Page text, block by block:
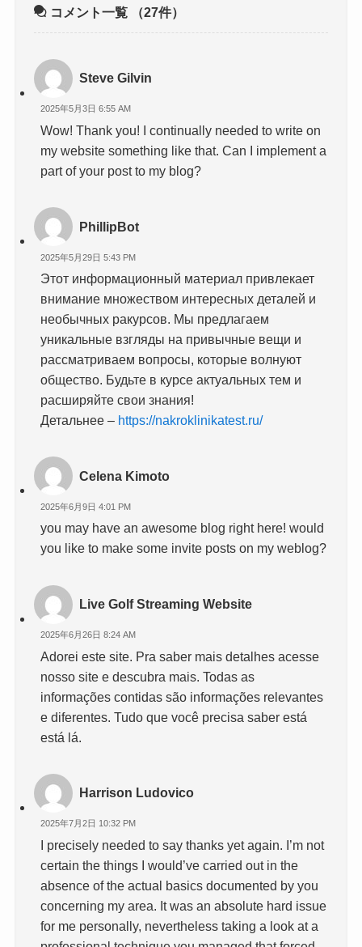
コメント一覧 （27件）
Steve Gilvin
2025年5月3日 6:55 AM
Wow! Thank you! I continually needed to write on
my website something like that. Can I implement a
part of your post to my blog?
PhillipBot
2025年5月29日 5:43 PM
Этот информационный материал привлекает
внимание множеством интересных деталей и
необычных ракурсов. Мы предлагаем
уникальные взгляды на привычные вещи и
рассматриваем вопросы, которые волнуют
общество. Будьте в курсе актуальных тем и
расширяйте свои знания!
Детальнее – https://nakroklinikatest.ru/
Celena Kimoto
2025年6月9日 4:01 PM
you may have an awesome blog right here! would
you like to make some invite posts on my weblog?
Live Golf Streaming Website
2025年6月26日 8:24 AM
Adorei este site. Pra saber mais detalhes acesse
nosso site e descubra mais. Todas as
informações contidas são informações relevantes
e diferentes. Tudo que você precisa saber está
está lá.
Harrison Ludovico
2025年7月2日 10:32 PM
I precisely needed to say thanks yet again. I’m not
certain the things I would’ve carried out in the
absence of the actual basics documented by you
concerning my area. It was an absolute hard issue
for me personally, nevertheless taking a look at a